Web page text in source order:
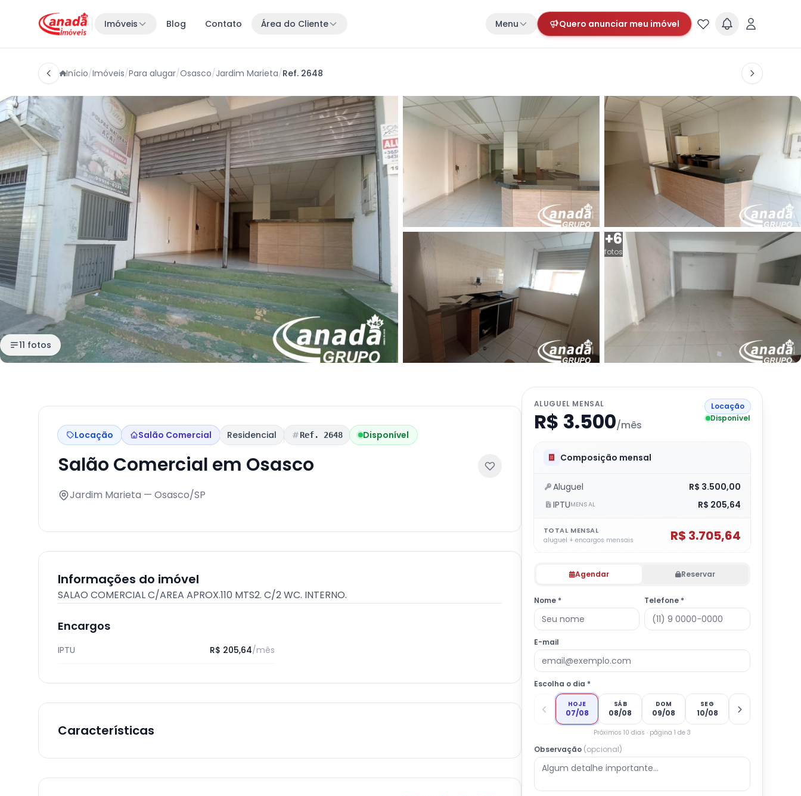
Imóveis Blog Contato Área do Cliente Menu Quero anunciar meu imóvel
Início/Imóveis/Para alugar/Osasco/Jardim Marieta/Ref. 2648
+6
fotos
11 fotos
Locação Salão Comercial Residencial Ref. 2648 Disponível
Salão Comercial em Osasco
Jardim Marieta — Osasco/SP
Informações do imóvel
SALAO COMERCIAL C/AREA APROX.110 MTS2. C/2 WC. INTERNO.
Encargos
IPTU R$ 205,64/mês
Características
ALUGUEL MENSAL
R$ 3.500/mês
Locação
Disponível
Composição mensal
Aluguel
R$ 3.500,00
IPTUMENSAL R$ 205,64
TOTAL MENSAL
aluguel + encargos mensais R$ 3.705,64
Agendar Reservar
Nome * Telefone *
E-mail
Escolha o dia *
HOJE
07/08
SÁB
08/08
DOM
09/08
SEG
10/08
Próximos 10 dias · página 1 de 3
Observação (opcional)